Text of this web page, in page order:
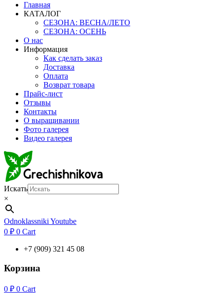
Главная
КАТАЛОГ
СЕЗОНА: ВЕСНА/ЛЕТО
СЕЗОНА: ОСЕНЬ
О нас
Информация
Как сделать заказ
Доставка
Оплата
Возврат товара
Прайс-лист
Отзывы
Контакты
О выращивании
Фото галерея
Видео галерея
Искать
×
Odnoklassniki Youtube
0 ₽ 0 Cart
+7 (909) 321 45 08
Корзина
0 ₽ 0 Cart